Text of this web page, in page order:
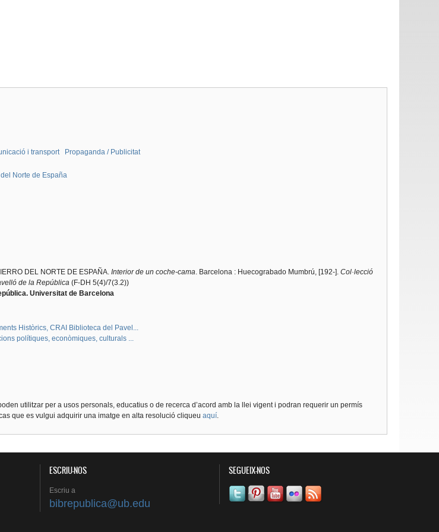
i transport Propaganda / Publicitat
Norte de España
DEL NORTE DE ESPAÑA. Interior de un coche-cama. Barcelona : Huecograbado Mumbrú, [192-]. Col·lecció
de la República(F-DH 5(4)/7(3.2))
Universitat de Barcelona
Històrics, CRAI Biblioteca del Pavel...
polítiques, econòmiques, culturals ...
utilitzar per a usos personals, educatius o de recerca d’acord amb la llei vigent i podran requerir un permís
que es vulgui adquirir una imatge en alta resolució cliqueu aquí.
ESCRIU-NOS
Escriu a
bibrepublica@ub.edu
SEGUEIX-NOS